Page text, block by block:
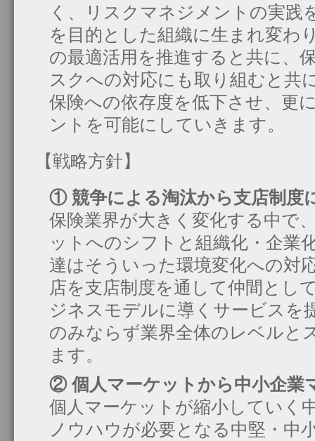
く、リスクマネジメントの実践
を目的とした組織に生まれ変わ
の最適活用を推進すると共に、
スクへの対応にも取り組むと共
保険への依存度を低下させ、更
ントを可能にしていきます。
【戦略方針】
① 競争による淘汰から支店制度
保険業界が大きく変化する中で
ットへのシフトと組織化・企業
達はそういった環境変化への対
店を支店制度を通して仲間とし
ジネスモデルに導くサービスを
のみならず業界全体のレベルと
ます。
② 個人マーケットから中小企業
個人マーケットが縮小していく
ノウハウが必要となる中堅・中